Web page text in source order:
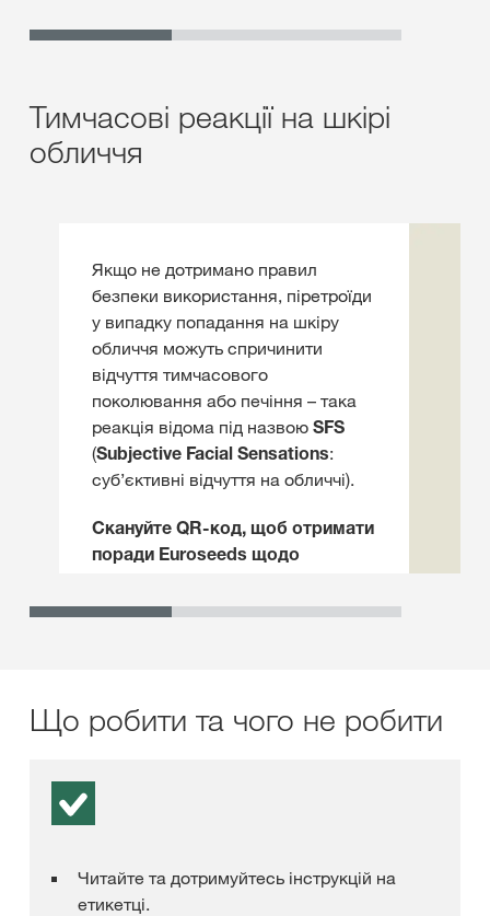
Тимчасові реакції на шкірі
обличчя
Якщо не дотримано правил
безпеки використання, піретроїди
у випадку попадання на шкіру
обличчя можуть спричинити
відчуття тимчасового
поколювання або печіння – така
реакція відома під назвою SFS
(Subjective Facial Sensations:
суб’єктивні відчуття на обличчі).
Скануйте QR‑код, щоб отримати
поради Euroseeds щодо
протруєного насіння.
Що робити та чого не робити
Читайте та дотримуйтесь інструкцій на
етикетці.